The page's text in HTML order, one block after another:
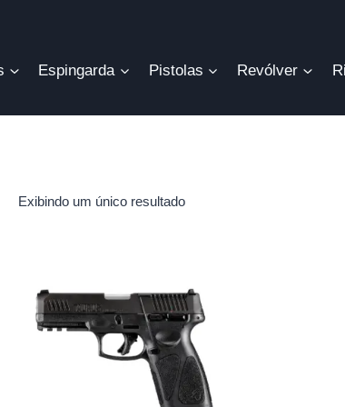
Espingarda Pistolas Revólver
Exibindo um único resultado